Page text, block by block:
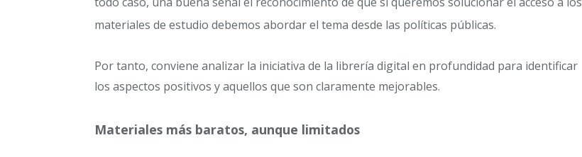
materiales de estudio debemos abordar el tema desde las políticas públicas.
Por tanto, conviene analizar la iniciativa de la librería digital en profundidad para identificar
los aspectos positivos y aquellos que son claramente mejorables.
Materiales más baratos, aunque limitados